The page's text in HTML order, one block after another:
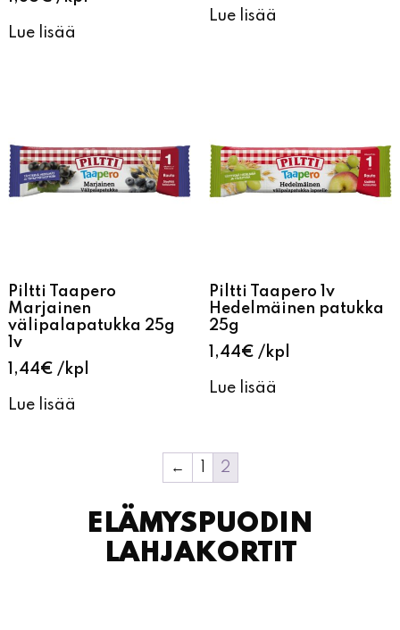
1,44€ kpl
Lue lisää
1,44 €
Lue lisää
2
ELÄMYSPUODIN
LAHJAKORTIT